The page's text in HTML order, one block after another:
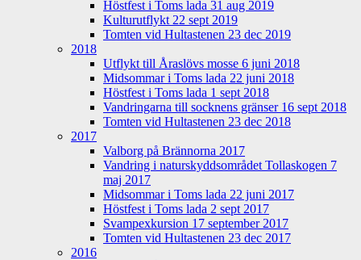
Höstfest i Toms lada 31 aug 2019
Kulturutflykt 22 sept 2019
Tomten vid Hultastenen 23 dec 2019
2018
Utflykt till Åraslövs mosse 6 juni 2018
Midsommar i Toms lada 22 juni 2018
Höstfest i Toms lada 1 sept 2018
Vandringarna till socknens gränser 16 sept 2018
Tomten vid Hultastenen 23 dec 2018
2017
Valborg på Brännorna 2017
Vandring i naturskyddsområdet Tollaskogen 7
maj 2017
Midsommar i Toms lada 22 juni 2017
Höstfest i Toms lada 2 sept 2017
Svampexkursion 17 september 2017
Tomten vid Hultastenen 23 dec 2017
2016